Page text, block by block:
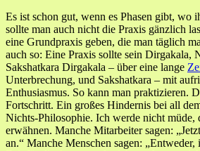
Es ist schon gut, wenn es Phasen gibt, wo
sollte man auch nicht die Praxis gänzlich
eine Grundpraxis geben, die man täglich
auch so: Eine Praxis sollte sein Dirgakala,
Sakshatkara Dirgakala – über eine lange
Unterbrechung, und Sakshatkara – mit
Enthusiasmus. So kann man praktizieren.
Fortschritt. Ein großes Hindernis bei all
Nichts-Philosophie. Ich werde nicht müde,
erwähnen. Manche Mitarbeiter sagen:
an.“ Manche Menschen sagen: „Entweder,